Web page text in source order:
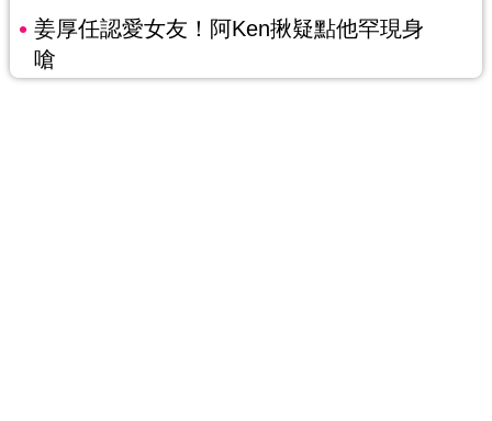
姜厚任認愛女友！阿Ken揪疑點他罕現身
嗆